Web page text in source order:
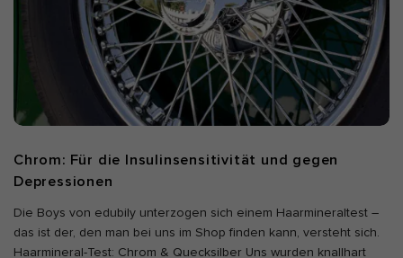
Chrom: Für die Insulinsensitivität und gegen
Depressionen
Die Boys von edubily unterzogen sich einem Haarmineraltest –
das ist der, den man bei uns im Shop finden kann, versteht sich.
Haarmineral-Test: Chrom & Quecksilber Uns wurden knallhart